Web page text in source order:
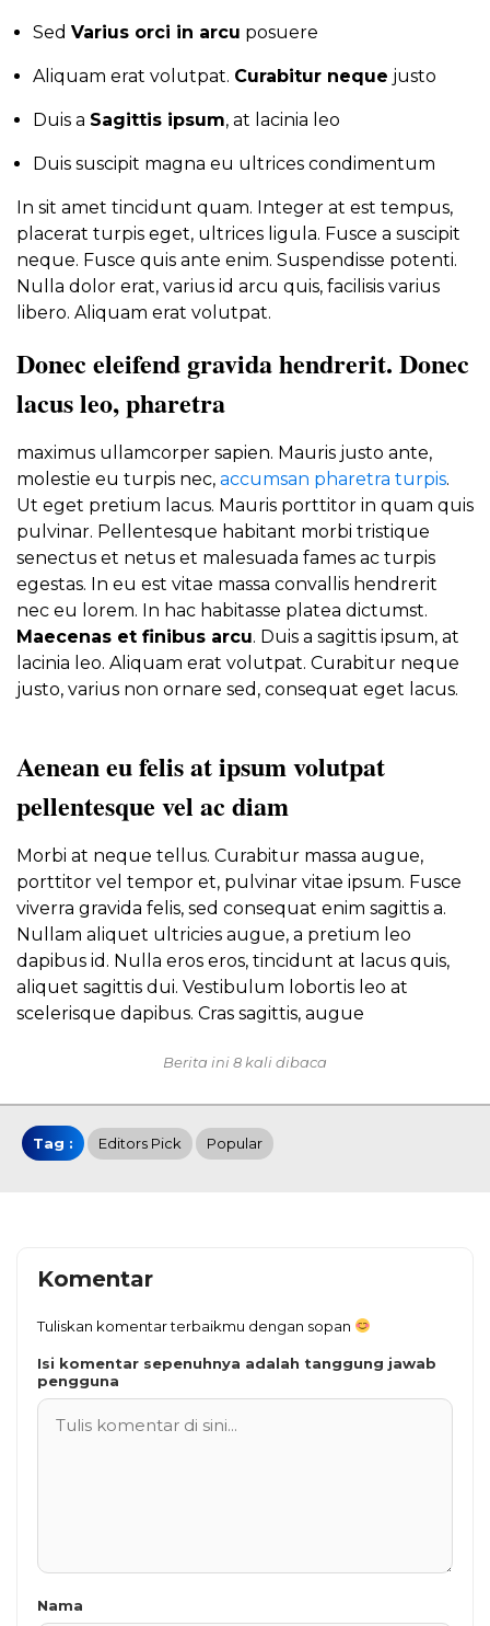
Sed Varius orci in arcu posuere
Aliquam erat volutpat. Curabitur neque justo
Duis a Sagittis ipsum, at lacinia leo
Duis suscipit magna eu ultrices condimentum
In sit amet tincidunt quam. Integer at est tempus,
placerat turpis eget, ultrices ligula. Fusce a suscipit
neque. Fusce quis ante enim. Suspendisse potenti.
Nulla dolor erat, varius id arcu quis, facilisis varius
libero. Aliquam erat volutpat.
Donec eleifend gravida hendrerit. Donec
lacus leo, pharetra
maximus ullamcorper sapien. Mauris justo ante,
molestie eu turpis nec, accumsan pharetra turpis.
Ut eget pretium lacus. Mauris porttitor in quam quis
pulvinar. Pellentesque habitant morbi tristique
senectus et netus et malesuada fames ac turpis
egestas. In eu est vitae massa convallis hendrerit
nec eu lorem. In hac habitasse platea dictumst.
Maecenas et finibus arcu. Duis a sagittis ipsum, at
lacinia leo. Aliquam erat volutpat. Curabitur neque
justo, varius non ornare sed, consequat eget lacus.
Aenean eu felis at ipsum volutpat
pellentesque vel ac diam
Morbi at neque tellus. Curabitur massa augue,
porttitor vel tempor et, pulvinar vitae ipsum. Fusce
viverra gravida felis, sed consequat enim sagittis a.
Nullam aliquet ultricies augue, a pretium leo
dapibus id. Nulla eros eros, tincidunt at lacus quis,
aliquet sagittis dui. Vestibulum lobortis leo at
scelerisque dapibus. Cras sagittis, augue
Berita ini 8 kali dibaca
Tag : Editors Pick Popular
Komentar
Tuliskan komentar terbaikmu dengan sopan
Isi komentar sepenuhnya adalah tanggung jawab
pengguna
Nama